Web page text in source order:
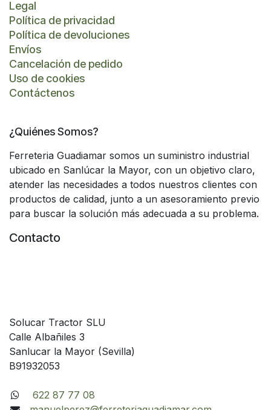
Legal
Política de privacidad
Política de devoluciones
Envíos
Cancelación de pedido
Uso de cookies
Contáctenos
¿Quiénes Somos?
Ferreteria Guadiamar somos un suministro industrial
ubicado en Sanlúcar la Mayor, con un objetivo claro,
atender las necesidades a todos nuestros clientes con
productos de calidad, junto a un asesoramiento previo
para buscar la solución más adecuada a su problema.
Contacto
Solucar Tractor SLU
Calle Albañiles 3
Sanlucar la Mayor (Sevilla)
B91932053
622 87 77 08